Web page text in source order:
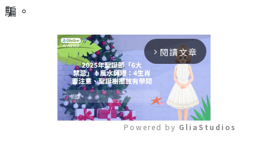
騙。
arrow_forward_ios 閱讀文章
Powered by GliaStudios